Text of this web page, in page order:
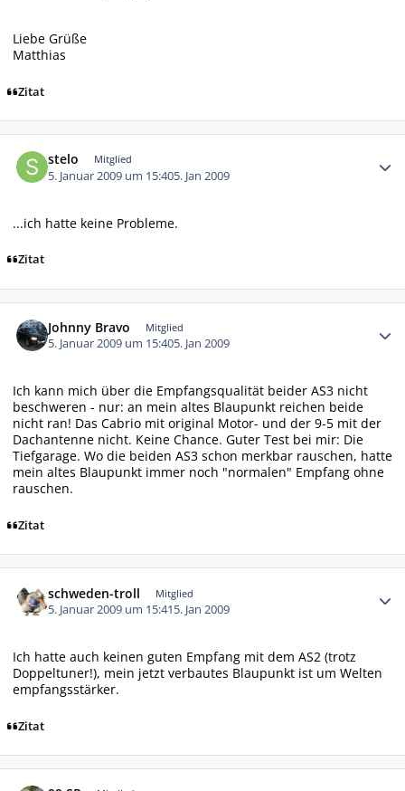
Liebe Grüße
Matthias
Zitat
stelo Mitglied
5. Januar 2009 um 15:405. Jan 2009
...ich hatte keine Probleme.
Zitat
Johnny Bravo Mitglied
5. Januar 2009 um 15:405. Jan 2009
Ich kann mich über die Empfangsqualität beider AS3 nicht
beschweren - nur: an mein altes Blaupunkt reichen beide
nicht ran! Das Cabrio mit original Motor- und der 9-5 mit der
Dachantenne nicht. Keine Chance. Guter Test bei mir: Die
Tiefgarage. Wo die beiden AS3 schon merkbar rauschen, hatte
mein altes Blaupunkt immer noch "normalen" Empfang ohne
rauschen.
Zitat
schweden-troll Mitglied
5. Januar 2009 um 15:415. Jan 2009
Ich hatte auch keinen guten Empfang mit dem AS2 (trotz
Doppeltuner!), mein jetzt verbautes Blaupunkt ist um Welten
empfangsstärker.
Zitat